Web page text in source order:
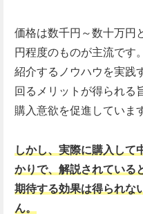
価格は数千円～数十万円
円程度のものが主流です
紹介するノウハウを実践
回るメリットが得られる
購入意欲を促進していま
しかし、実際に購入して
かりで、解説されている
期待する効果は得られな
ん。